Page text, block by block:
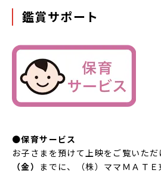
鑑賞サポート
●保育サービス
お子さまを預けて上映をご覧いただ
（金） までに、（株）ママＭＡＴ